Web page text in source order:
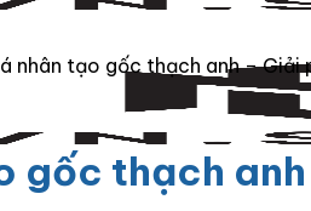
nhân tạo gốc thạch anh – Giải
gốc thạch